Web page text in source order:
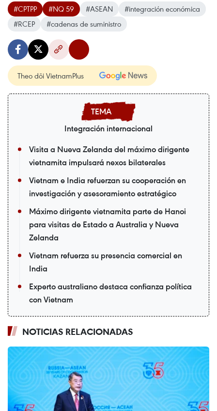
#CPTPP #NQ 59 #ASEAN
#integración económica
#RCEP
#cadenas de suministro
Theo dõi VietnamPlus
Integración internacional
Visita a Nueva Zelanda del máximo dirigente
vietnamita impulsará nexos bilaterales
Vietnam e India refuerzan su cooperación en
investigación y asesoramiento estratégico
Máximo dirigente vietnamita parte de Hanoi
para visitas de Estado a Australia y Nueva
Zelanda
Vietnam refuerza su presencia comercial en
India
Experto australiano destaca confianza política
con Vietnam
NOTICIAS RELACIONADAS